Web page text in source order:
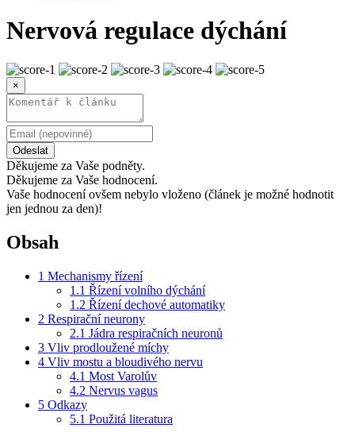
Nervová regulace dýchání
×
Odeslat
Děkujeme za Vaše podněty.
Děkujeme za Vaše hodnocení.
Vaše hodnocení ovšem nebylo vloženo (článek je možné hodnotit
jen jednou za den)!
Obsah
1 Mechanismy řízení
1.1 Řízení volního dýchání
1.2 Řízení dechové automatiky
2 Respirační neurony
2.1 Jádra respiračních neuronů
3 Vliv prodloužené míchy
4 Vliv mostu a bloudivého nervu
4.1 Most Varolův
4.2 Nervus vagus
5 Odkazy
5.1 Použitá literatura